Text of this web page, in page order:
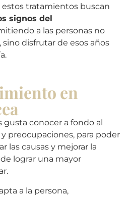
tratamientos buscan
signos del
a las personas no
disfrutar de esos años
en
conocer a fondo al
preocupaciones, para poder
las causas y mejorar la
lograr una mayor
a la persona,